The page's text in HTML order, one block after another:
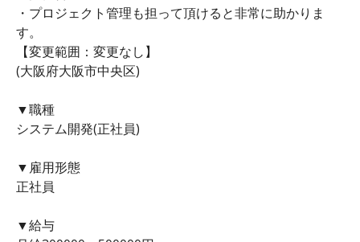
・プロジェクト管理も担って頂けると非常に助かりま
す。
【変更範囲：変更なし】
(大阪府大阪市中央区)
▼職種
システム開発(正社員)
▼雇用形態
正社員
▼給与